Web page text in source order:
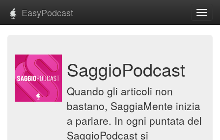
EasyPodcast
SaggioPodcast
Quando gli articoli non
bastano, SaggiaMente inizia
a parlare. In ogni puntata del
SaggioPodcast si